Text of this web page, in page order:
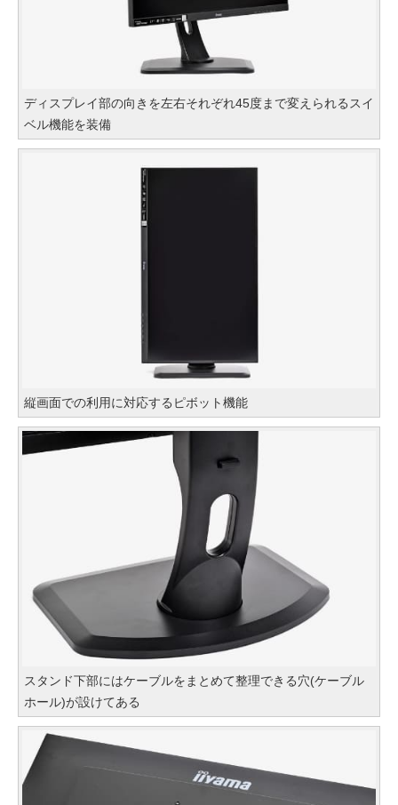
ディスプレイ部の向きを左右それぞれ45度まで変えられるスイ
ベル機能を装備
縦画面での利用に対応するピボット機能
スタンド下部にはケーブルをまとめて整理できる穴(ケーブル
ホール)が設けてある